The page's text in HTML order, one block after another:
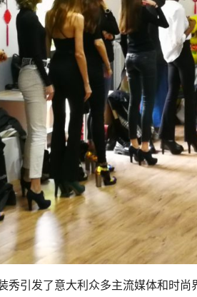
秀引发了意大利众多主流媒体和时